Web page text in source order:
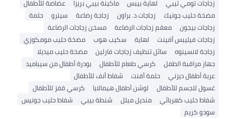
زجاجات تومي تيبي
لهاية بيبس ماكينة بيبي بريزا
عضاضة للأطفال
مضخة حليب جونيك
زجاجات د. براون زجاجة رضاعة سيترو
حلمة
زجاجات بيجون
معقم زجاجات الرضاعة
مسخن زجاجات الرضاعة
زجاجات فيليبس أفينت
لهاية سكيب هوب
مضخة حليب مومكوزي
زجاجة لانسينوه
سائل تنظيف زجاجات فارلين
مضخة حليب ميديلا
جهاز مراقبة الطفل
كرسي طعام للأطفال
بودرة أطفال من سيباميد
عربة أطفال ديزني
حلمة أفنت
شفاط أنف للأطفال
غسول للجسم للأطفال
لوشن أطفال هيمالايا
كرسي قفز للأطفال
شفاط حليب كهربائي
منديل مبلل شنطة بيبي
شفاط حليب جونيس
سودو كريم